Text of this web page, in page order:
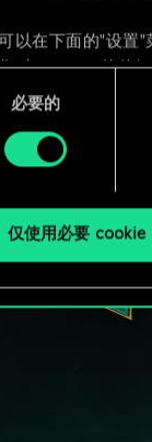
以在下面的"设置
对 Cookie 的偏
"。
必要的
仅使用必要 cookie